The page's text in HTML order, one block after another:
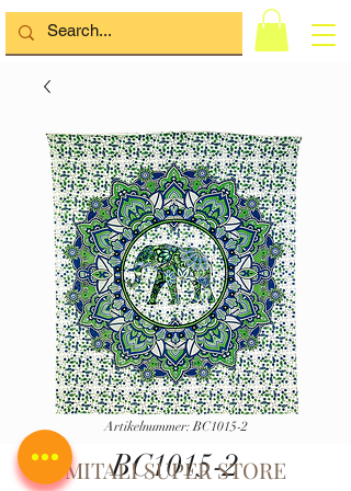
Artikelnummer: BC1015-2
BC1015-2
MITALI SUPER STORE